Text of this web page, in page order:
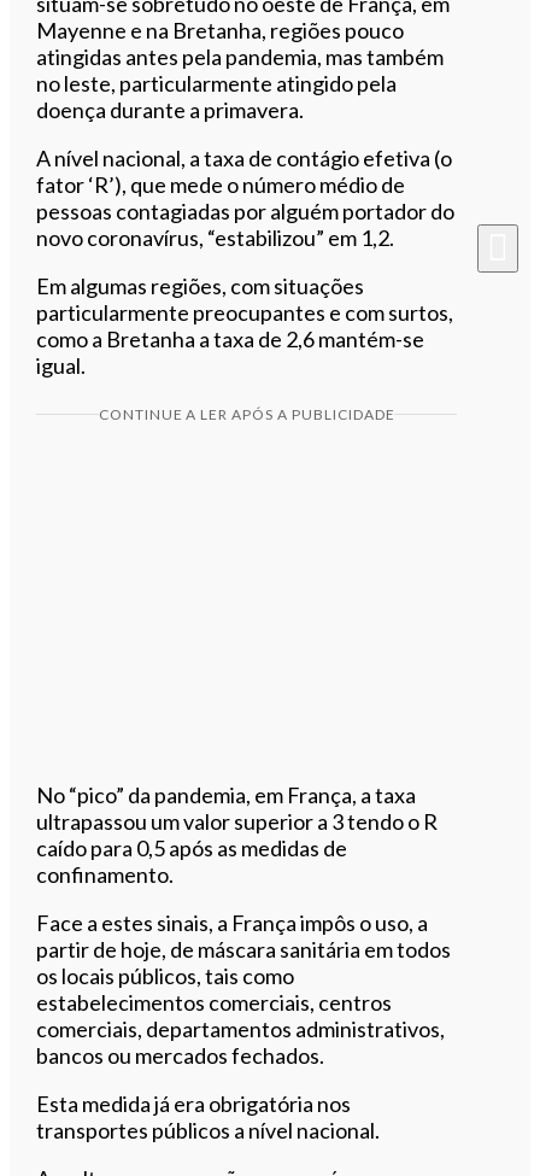
Mayenne e na Bretanha, regiões pouco
atingidas antes pela pandemia, mas também
no leste, particularmente atingido pela
doença durante a primavera.
A nível nacional, a taxa de contágio efetiva (o
fator ‘R’), que mede o número médio de
pessoas contagiadas por alguém portador do
novo coronavírus, “estabilizou” em 1,2.
Em algumas regiões, com situações
particularmente preocupantes e com surtos,
como a Bretanha a taxa de 2,6 mantém-se
igual.
CONTINUE A LER APÓS A PUBLICIDADE
No “pico” da pandemia, em França, a taxa
ultrapassou um valor superior a 3 tendo o R
caído para 0,5 após as medidas de
confinamento.
Face a estes sinais, a França impôs o uso, a
partir de hoje, de máscara sanitária em todos
os locais públicos, tais como
estabelecimentos comerciais, centros
comerciais, departamentos administrativos,
bancos ou mercados fechados.
Esta medida já era obrigatória nos
transportes públicos a nível nacional.